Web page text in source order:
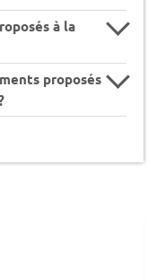
à la
proposés